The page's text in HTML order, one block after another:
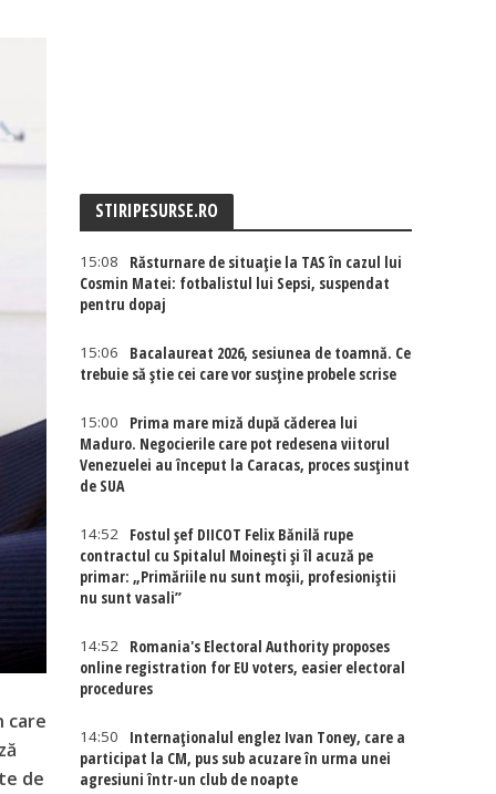
care
de
STIRIPESURSE.RO
15:08
Răsturnare de situație la TAS în cazul lui
Cosmin Matei: fotbalistul lui Sepsi, suspendat
pentru dopaj
15:06
Bacalaureat 2026, sesiunea de toamnă. Ce
trebuie să știe cei care vor susține probele scrise
15:00
Prima mare miză după căderea lui
Maduro. Negocierile care pot redesena viitorul
Venezuelei au început la Caracas, proces susținut
de SUA
14:52
Fostul șef DIICOT Felix Bănilă rupe
contractul cu Spitalul Moinești și îl acuză pe
primar: „Primăriile nu sunt moșii, profesioniștii
nu sunt vasali”
14:52
Romania's Electoral Authority proposes
online registration for EU voters, easier electoral
procedures
14:50
Internaţionalul englez Ivan Toney, care a
participat la CM, pus sub acuzare în urma unei
agresiuni într-un club de noapte